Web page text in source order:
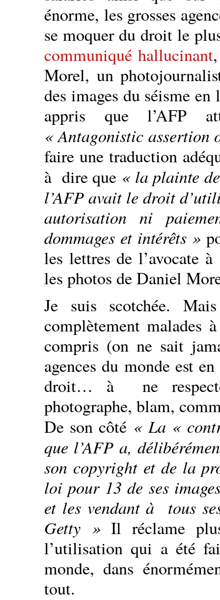
énorme, les grosses
se moquer du droit le
communiqué hallucinant
Morel, un
des images du séisme
appris que l’AFP
« Antagonistic assertion
faire une traduction
à dire que « la plainte
l’AFP avait le droit
autorisation ni
dommages et intérêts »
les lettres de l’avocate
les photos de Daniel
Je suis scotchée.
complètement
compris (on ne sait
agences du monde est
droit… à ne
photographe, blam,
De son côté « La «
que l’AFP a,
son copyright et de la
loi pour 13 de ses
et les vendant à tous
Getty » Il réclame
l’utilisation qui a été
monde, dans
tout.